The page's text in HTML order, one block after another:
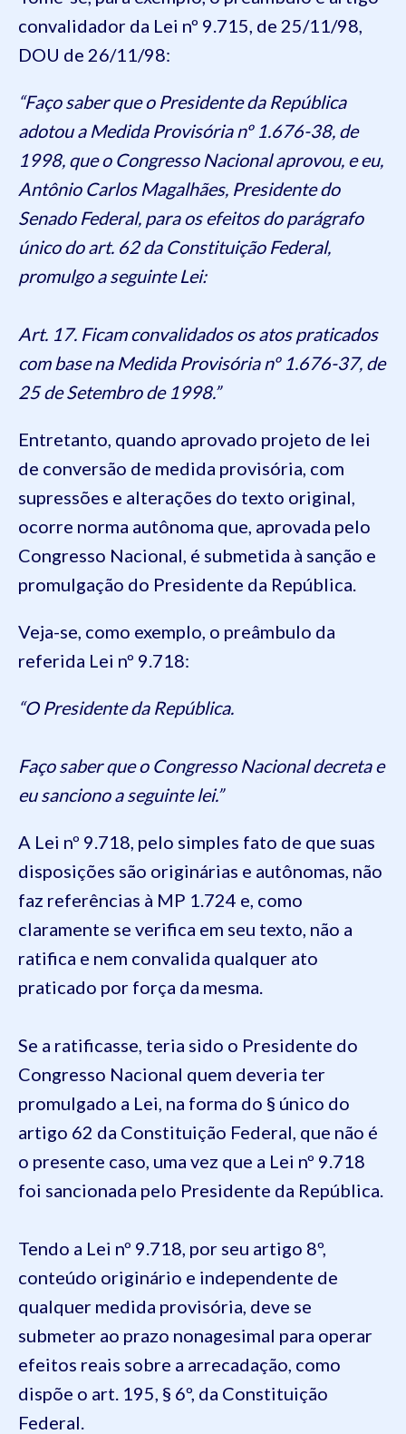
convalidador da Lei nº 9.715, de 25/11/98,
DOU de 26/11/98:
“Faço saber que o Presidente da República
adotou a Medida Provisória nº 1.676-38, de
1998, que o Congresso Nacional aprovou, e eu,
Antônio Carlos Magalhães, Presidente do
Senado Federal, para os efeitos do parágrafo
único do art. 62 da Constituição Federal,
promulgo a seguinte Lei:
Art. 17. Ficam convalidados os atos praticados
com base na Medida Provisória nº 1.676-37, de
25 de Setembro de 1998.”
Entretanto, quando aprovado projeto de lei
de conversão de medida provisória, com
supressões e alterações do texto original,
ocorre norma autônoma que, aprovada pelo
Congresso Nacional, é submetida à sanção e
promulgação do Presidente da República.
Veja-se, como exemplo, o preâmbulo da
referida Lei nº 9.718:
“O Presidente da República.
Faço saber que o Congresso Nacional decreta e
eu sanciono a seguinte lei.”
A Lei nº 9.718, pelo simples fato de que suas
disposições são originárias e autônomas, não
faz referências à MP 1.724 e, como
claramente se verifica em seu texto, não a
ratifica e nem convalida qualquer ato
praticado por força da mesma.
Se a ratificasse, teria sido o Presidente do
Congresso Nacional quem deveria ter
promulgado a Lei, na forma do § único do
artigo 62 da Constituição Federal, que não é
o presente caso, uma vez que a Lei nº 9.718
foi sancionada pelo Presidente da República.
Tendo a Lei nº 9.718, por seu artigo 8º,
conteúdo originário e independente de
qualquer medida provisória, deve se
submeter ao prazo nonagesimal para operar
efeitos reais sobre a arrecadação, como
dispõe o art. 195, § 6º, da Constituição
Federal.